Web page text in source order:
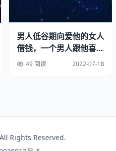
起，但又愿意和朋友一起疯
男人低谷期向爱他的女人
借钱，一个男人跟他喜欢
的女人借钱代表什么
49 阅读 2022-07-18
Rights Reserved.